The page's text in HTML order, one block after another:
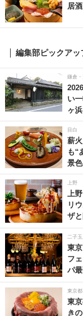
居
編集部ピックアッ
鎌倉
い
ヶ浜
目白
薪
も“
景色
上野
上
リ
ザ
二子
東
フ
パ
東京都
東
き